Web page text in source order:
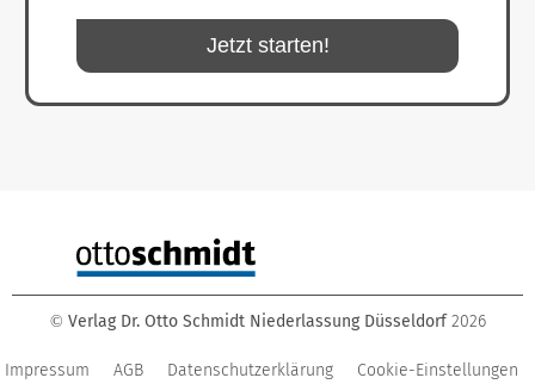
Jetzt starten!
© Verlag Dr. Otto Schmidt Niederlassung Düsseldorf 2026
Impressum AGB Datenschutzerklärung Cookie-Einstellungen